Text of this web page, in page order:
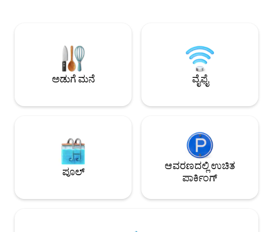
ಸೇರಿಸಲು ಇದು ಹೊಸ ಅಪಾರ್ಟ್‌ಮೆಂಟ್ ಆಗಿದೆ
(2016 ರಲ್ಲಿ ನಿರ್ಮಿಸಲಾಗಿದೆ).
ವಿಶೇಷವೆಂದು
ನೀವು ಪ್ರೀತಿಯಲ್ಲಿ
ವಾತಾವರಣ. 🌙💙
ಅಡುಗೆ ಮನೆ ವೈಫೈ
ಪೂಲ್
ಆವರಣದಲ್ಲಿ ಉಚಿತ
ಪಾರ್ಕಿಂಗ್